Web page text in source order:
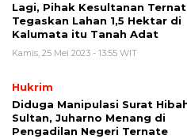
Lagi, Pihak Kesultanan
Tegaskan Lahan 1,5 Hektar di
Kalumata itu Tanah Adat
Kamis, 25 Mei 2023 - 13:55 WIT
Hukrim
Diduga Manipulasi Surat
Sultan, Juharno Menang di
Pengadilan Negeri Ternate